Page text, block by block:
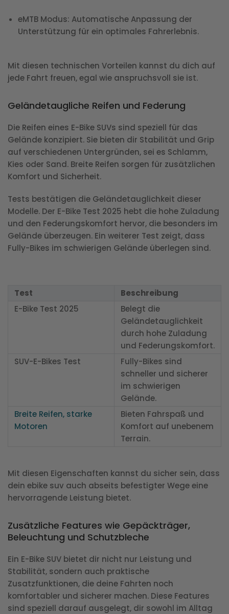
eMTB Modus: Automatische Anpassung der
Unterstützung für ein optimales Fahrerlebnis.
Mit diesen technischen Vorteilen kannst du dich auf
jede Fahrt freuen, egal wie anspruchsvoll sie ist.
Geländetaugliche Reifen und Federung
Die Reifen eines E-Bike SUVs sind speziell für das
Gelände konzipiert. Sie bieten dir Stabilität und Grip
auf verschiedenen Untergründen, sei es Schlamm,
Kies oder Sand. Breite Reifen sorgen für zusätzlichen
Komfort und Sicherheit.
Tests bestätigen die Geländetauglichkeit dieser
Modelle. Der E-Bike Test 2025 hebt die hohe Zuladung
und den Federungskomfort hervor, die besonders im
Gelände überzeugen. Ein weiterer Test zeigt, dass
Fully-Bikes im schwierigen Gelände überlegen sind.
Test
Beschreibung
E-Bike Test 2025
Belegt die
Geländetauglichkeit
durch hohe Zuladung
und Federungskomfort.
SUV-E-Bikes Test
Fully-Bikes sind
schneller und sicherer
im schwierigen
Gelände.
Breite Reifen, starke
Motoren
Bieten Fahrspaß und
Komfort auf unebenem
Terrain.
Mit diesen Eigenschaften kannst du sicher sein, dass
dein ebike suv auch abseits befestigter Wege eine
hervorragende Leistung bietet.
Zusätzliche Features wie Gepäckträger,
Beleuchtung und Schutzbleche
Ein E-Bike SUV bietet dir nicht nur Leistung und
Stabilität, sondern auch praktische
Zusatzfunktionen, die deine Fahrten noch
komfortabler und sicherer machen. Diese Features
sind speziell darauf ausgelegt, dir sowohl im Alltag